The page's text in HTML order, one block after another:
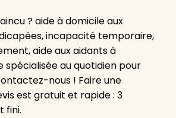
? aide à domicile aux
incapacité temporaire,
aide aux aidants à
spécialisée au quotidien pour
nous ! Faire une
est gratuit et rapide : 3
fini.